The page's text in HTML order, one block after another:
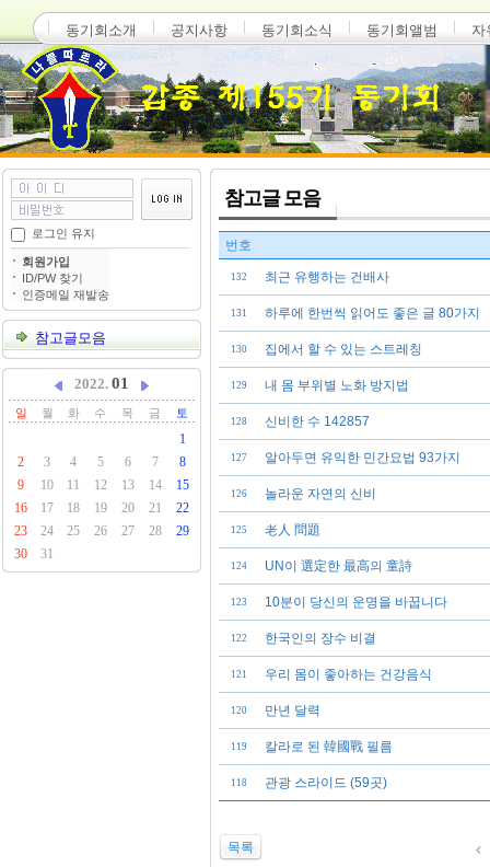
동기회소개 공지사항 동기회소식 동기회앨범 자
로그인 유지
회원가입
ID/PW 찾기
인증메일 재발송
참고글모음
2022. 01
일 월 화 수 목 금 토
1
2
3 4 5 6 7
8
9
10 11 12 13 14
15
16
17 18 19 20 21
22
23
24 25 26 27 28
29
30
31
참고글 모음
번호
132 최근 유행하는 건배사
131 하루에 한번씩 읽어도 좋은 글 80가지
130 집에서 할 수 있는 스트레칭
129 내 몸 부위별 노화 방지법
128 신비한 수 142857
127 알아두면 유익한 민간요법 93가지
126 놀라운 자연의 신비
125 老人 問題
124 UN이 選定한 最高의 童詩
123 10분이 당신의 운명을 바꿉니다
122 한국인의 장수 비결
121 우리 몸이 좋아하는 건강음식
120 만년 달력
119 칼라로 된 韓國戰 필름
118 관광 스라이드 (59곳)
목록